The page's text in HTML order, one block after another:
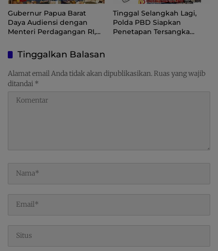
Gubernur Papua Barat
Daya Audiensi dengan
Menteri Perdagangan RI,
Pusat Perdagangan dan
Ekspor Kawasan Timur
Indonesia
Tinggal Selangkah Lagi,
Polda PBD Siapkan
Penetapan Tersangka
Tinggalkan Balasan
Alamat email Anda tidak akan dipublikasikan. Ruas yang wajib
ditandai *